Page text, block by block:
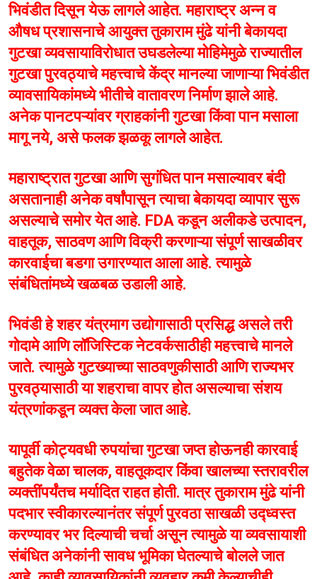
भिवंडीत दिसून येऊ लागले आहेत. महाराष्ट्र अन्न व
औषध प्रशासनाचे आयुक्त तुकाराम मुंढे यांनी बेकायदा
गुटखा व्यवसायाविरोधात उघडलेल्या मोहिमेमुळे राज्यातील
गुटखा पुरवठ्याचे महत्त्वाचे केंद्र मानल्या जाणाऱ्या भिवंडीत
व्यावसायिकांमध्ये भीतीचे वातावरण निर्माण झाले आहे.
अनेक पानटपऱ्यांवर ग्राहकांनी गुटखा किंवा पान मसाला
मागू नये, असे फलक झळकू लागले आहेत.
महाराष्ट्रात गुटखा आणि सुगंधित पान मसाल्यावर बंदी
असतानाही अनेक वर्षांपासून त्याचा बेकायदा व्यापार सुरू
असल्याचे समोर येत आहे. FDA कडून अलीकडे उत्पादन,
वाहतूक, साठवण आणि विक्री करणाऱ्या संपूर्ण साखळीवर
कारवाईचा बडगा उगारण्यात आला आहे. त्यामुळे
संबंधितांमध्ये खळबळ उडाली आहे.
भिवंडी हे शहर यंत्रमाग उद्योगासाठी प्रसिद्ध असले तरी
गोदामे आणि लॉजिस्टिक नेटवर्कसाठीही महत्त्वाचे मानले
जाते. त्यामुळे गुटख्याच्या साठवणुकीसाठी आणि राज्यभर
पुरवठ्यासाठी या शहराचा वापर होत असल्याचा संशय
यंत्रणांकडून व्यक्त केला जात आहे.
यापूर्वी कोट्यवधी रुपयांचा गुटखा जप्त होऊनही कारवाई
बहुतेक वेळा चालक, वाहतूकदार किंवा खालच्या स्तरावरील
व्यक्तींपर्यंतच मर्यादित राहत होती. मात्र तुकाराम मुंढे यांनी
पदभार स्वीकारल्यानंतर संपूर्ण पुरवठा साखळी उद्ध्वस्त
करण्यावर भर दिल्याची चर्चा असून त्यामुळे या व्यवसायाशी
संबंधित अनेकांनी सावध भूमिका घेतल्याचे बोलले जात